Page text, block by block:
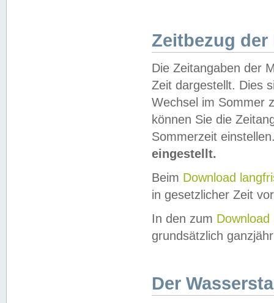
Zeitbezug der
Die Zeitangaben der
Zeit dargestellt. Dies
Wechsel im Sommer
können Sie die
Sommerzeit
eingestellt.
Beim Download
in gesetzlicher Zeit
In den zum Download
grundsätzlich
Der